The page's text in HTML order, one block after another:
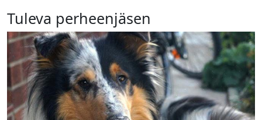
Tuleva perheenjäsen